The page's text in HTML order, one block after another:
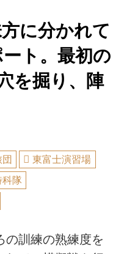
に分かれて
ト。最初の
を掘り、陣
東富士演習場
科隊
訓練の熟練度を